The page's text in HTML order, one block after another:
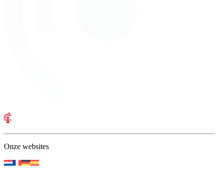
Onze websites